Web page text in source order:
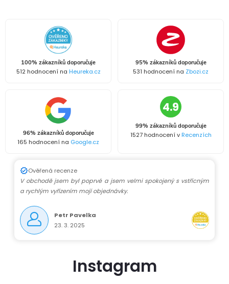
100% zákazníků doporučuje
512 hodnocení na Heureka.cz
95% zákazníků doporučuje
531 hodnocení na Zbozi.cz
96% zákazníků doporučuje
165 hodnocení na Google.cz
4.9
99% zákazníků doporučuje
1527 hodnocení vRecenzích
Ověřená recenze
V obchodě jsem byl poprvé a jsem velmi spokojený s vstřícným
a rychlým vyřízením mojí objednávky.
Petr Pavelka
23. 3. 2025
Instagram